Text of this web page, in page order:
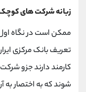
زبانه شرکت های
ممکن است در نگاه
کارمند دارند جزو